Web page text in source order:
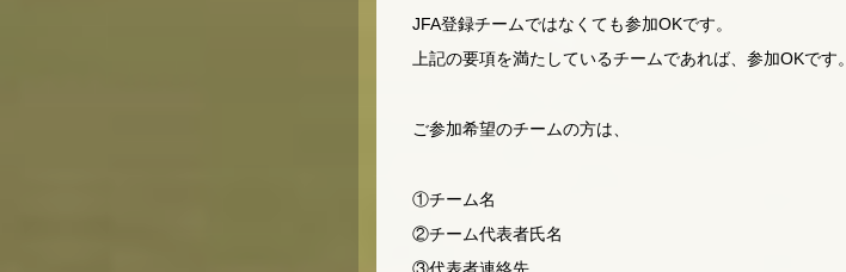
JFA登録チームではなくても参加OKです。
上記の要項を満たしているチームであれば、参加OKです。
ご参加希望のチームの方は、
①チーム名
②チーム代表者氏名
③代表者連絡先